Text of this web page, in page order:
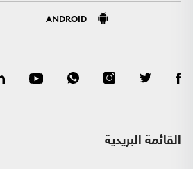
ANDROID
القائمة البريدية